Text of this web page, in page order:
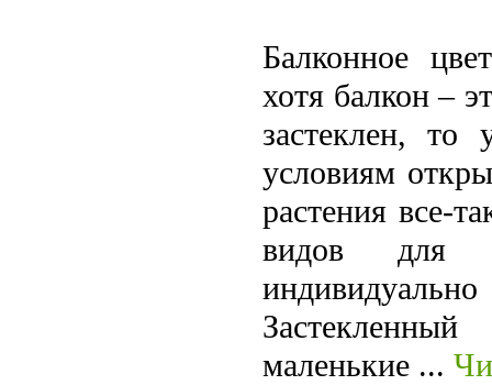
Балконное
хотя балкон –
застеклен, то
условиям
растения все-
видов для
маленькие ...